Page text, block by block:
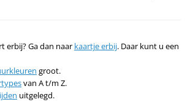
erbij? Ga dan naar kaartje erbij. Daar kunt u een
groot.
van A t/m Z.
uitgelegd.